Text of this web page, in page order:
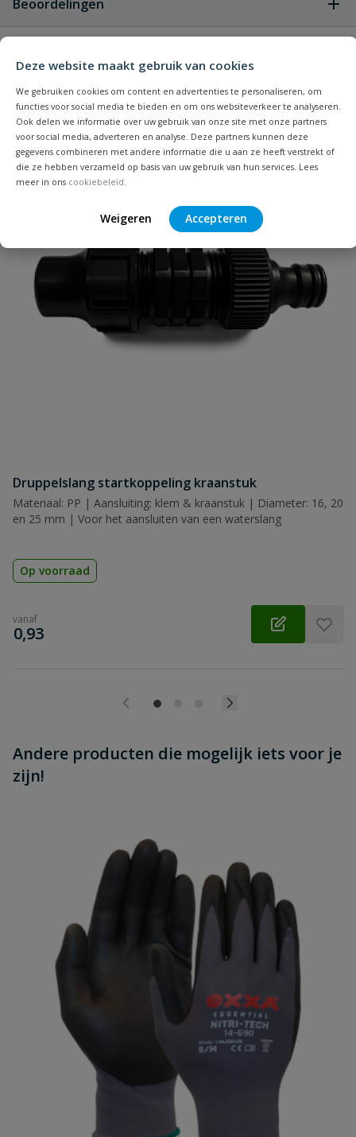
Deze website maakt gebruik van cookies
We gebruiken cookies om content en advertenties te personaliseren, om
functies voor social media te bieden en om ons websiteverkeer te analyseren.
Ook delen we informatie over uw gebruik van onze site met onze partners
voor social media, adverteren en analyse. Deze partners kunnen deze
gegevens combineren met andere informatie die u aan ze heeft verstrekt of
die ze hebben verzameld op basis van uw gebruik van hun services. Lees
meer in ons cookiebeleid
Weigeren Accepteren
Binnendiameter
Geleverd inclusief
Classic watersproeier,
apparaathouder en kraanstuk met
adapter.
Lengte 10 meter
kunststof
Merknaam Gardena
Vorstbestendig
dit product?
Beoordelingen
Schrijf zelf een beoordeling
Je beoordeelt:Gardena Move draagbare
slangenbox
Uw waardering:
Naam
Samenvatting
Beoordeling versturen
Bijpassende producten
Druppelslang startkoppeling kraanstuk
Materiaal: PP | Aansluiting: klem & kraanstuk | Diameter: 16, 20
en 25 mm | Voor het aansluiten van een waterslang
Op voorraad
vanaf
€
0,93
Andere producten die mogelijk iets voor je
zijn!